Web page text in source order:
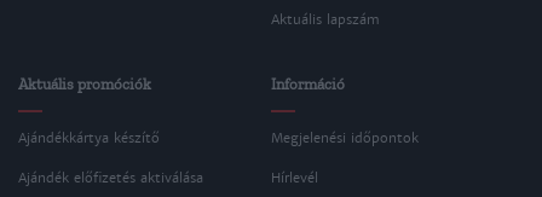
Aktuális lapszám
Aktuális promóciók
Ajándékkártya készítő
Ajándék előfizetés aktiválása
Információ
Megjelenési időpontok
Hírlevél